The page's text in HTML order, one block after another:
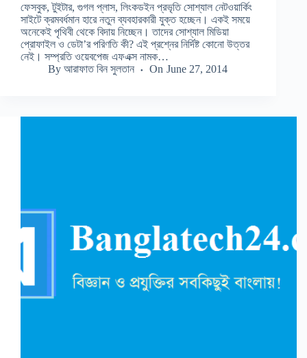
ফেসবুক, টুইটার, গুগল প্লাস, লিংকডইন প্রভৃতি সোশ্যাল নেটওয়ার্কিং
সাইটে ক্রমবর্ধমান হারে নতুন ব্যবহারকারী যুক্ত হচ্ছেন। একই সময়ে
অনেকেই পৃথিবী থেকে বিদায় নিচ্ছেন। তাদের সোশ্যাল মিডিয়া
প্রোফাইল ও ডেটা’র পরিণতি কী? এই প্রশ্নের নির্দিষ্ট কোনো উত্তর
নেই। সম্প্রতি ওয়েবপেজ এফএক্স নামক…
By আরাফাত বিন সুলতান On June 27, 2014